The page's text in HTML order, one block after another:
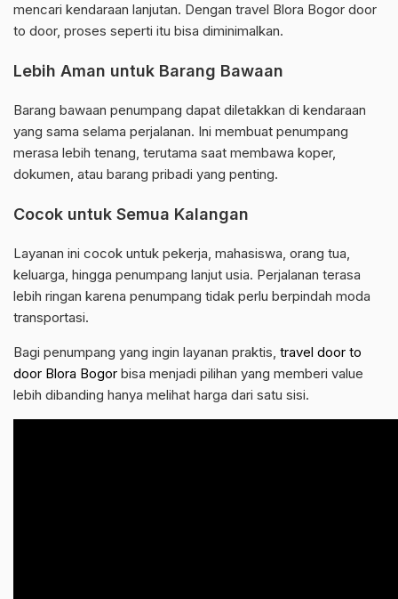
mencari kendaraan lanjutan. Dengan travel Blora Bogor door
to door, proses seperti itu bisa diminimalkan.
Lebih Aman untuk Barang Bawaan
Barang bawaan penumpang dapat diletakkan di kendaraan
yang sama selama perjalanan. Ini membuat penumpang
merasa lebih tenang, terutama saat membawa koper,
dokumen, atau barang pribadi yang penting.
Cocok untuk Semua Kalangan
Layanan ini cocok untuk pekerja, mahasiswa, orang tua,
keluarga, hingga penumpang lanjut usia. Perjalanan terasa
lebih ringan karena penumpang tidak perlu berpindah moda
transportasi.
Bagi penumpang yang ingin layanan praktis, travel door to
door Blora Bogor bisa menjadi pilihan yang memberi value
lebih dibanding hanya melihat harga dari satu sisi.